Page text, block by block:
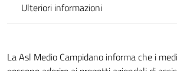
Ulteriori informazioni
La Asl Medio Campidano informa che i